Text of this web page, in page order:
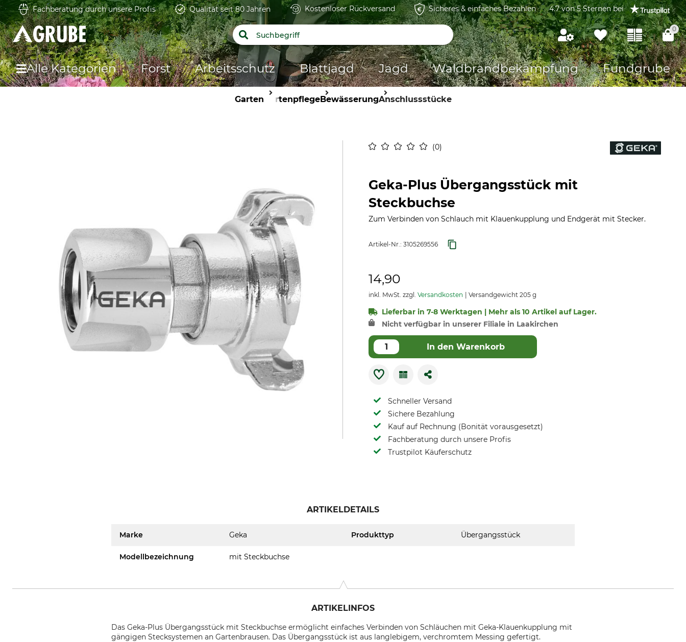
Fachberatung durch unsere Profis Qualität seit 80 Jahren Kostenloser Rückversand Sicheres & einfaches Bezahlen 4.7 von 5 Sternen bei
0
Alle Kategorien Forst Arbeitsschutz Blattjagd Jagd Waldbrandbekämpfung Fundgrube
Garten GartenpflegeBewässerungAnschlussstücke
0
Geka-Plus Übergangsstück mit
Steckbuchse
Zum Verbinden von Schlauch mit Klauenkupplung und Endgerät mit Stecker.
Artikel-Nr.: 3105269556
14,90
inkl. MwSt. zzgl. Versandkosten Versandgewicht 205 g
Lieferbar in 7-8 Werktagen | Mehr als 10 Artikel auf Lager.
Nicht verfügbar in unserer Filiale in Laakirchen
In den Warenkorb
Schneller Versand
Sichere Bezahlung
Kauf auf Rechnung (Bonität vorausgesetzt)
Fachberatung durch unsere Profis
Trustpilot Käuferschutz
ARTIKELDETAILS
Marke Geka Produkttyp Übergangsstück
Modellbezeichnung mit Steckbuchse
ARTIKELINFOS
Das Geka-Plus Übergangsstück mit Steckbuchse ermöglicht einfaches Verbinden von Schläuchen mit Geka-Klauenkupplung mit
gängigen Stecksystemen an Gartenbrausen. Das Übergangsstück ist aus langlebigem, verchromtem Messing gefertigt.